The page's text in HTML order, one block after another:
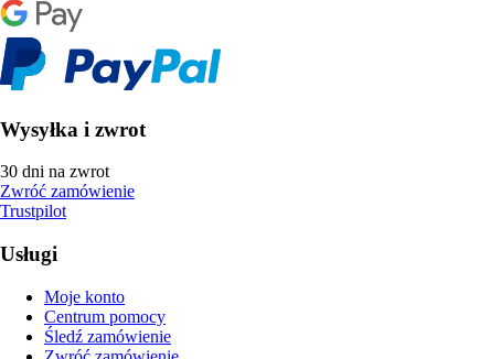
Wysyłka i zwrot
30 dni na zwrot
Zwróć zamówienie
Trustpilot
Usługi
Moje konto
Centrum pomocy
Śledź zamówienie